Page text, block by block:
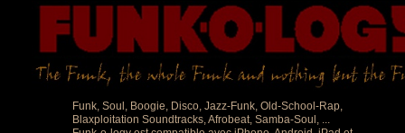
Funk, Soul, Boogie, Disco, Jazz-Funk, Old-School-Rap,
Blaxploitation Soundtracks, Afrobeat, Samba-Soul, ...